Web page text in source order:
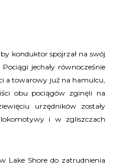
konduktor spojrzał na swój
jechały równocześnie
a towarowy już na hamulcu,
obu pociągów zginęli na
urzędników zostały
i w zgliszczach
Lake Shore do zatrudnienia